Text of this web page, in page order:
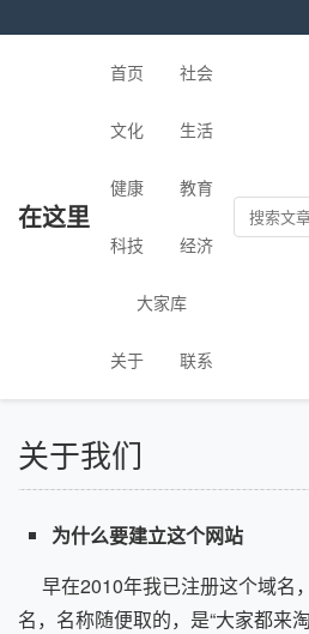
在这里
首页 社会
文化 生活
健康 教育
科技 经济
大家库
关于 联系
关于我们
为什么要建立这个网站
早在2010年我已注册这个域名
名，名称随便取的，是“大家都来